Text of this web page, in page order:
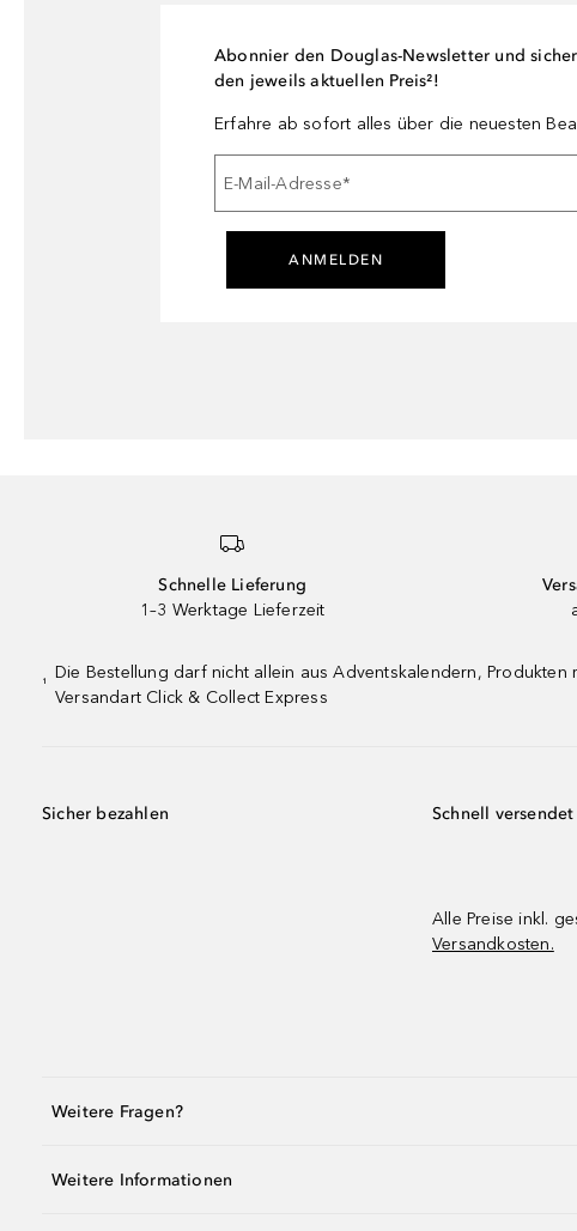
Abonnier den Douglas-Newsletter und
den jeweils aktuellen Preis²!
Erfahre ab sofort alles über die neuesten
E-Mail-Adresse*
ANMELDEN
Schnelle Lieferung
1–3 Werktage Lieferzeit
¹
Die Bestellung darf nicht allein aus Adventskalendern,
Versandart Click & Collect Express
Sicher bezahlen Schnell versendet
Alle Preise inkl.
Versandkosten.
Weitere Fragen?
Weitere Informationen